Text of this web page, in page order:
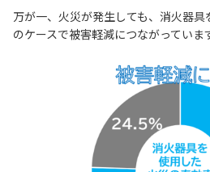
万が一、火災が発生しても、消火器
のケースで被害軽減につながっていま